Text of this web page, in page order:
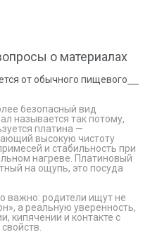
о материалах
от обычного пищевого
безопасный вид
называется так потому,
платина —
высокую чистоту
и стабильность при
нагреве. Платиновый
на ощупь, это посуда
важно: родители ищут не
а реальную уверенность,
кипячении и контакте с